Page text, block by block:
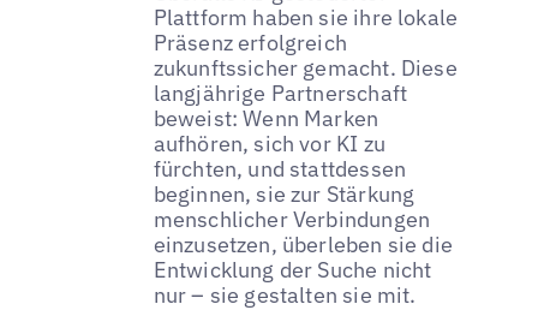
Plattform haben sie ihre lokale
Präsenz erfolgreich
zukunftssicher gemacht. Diese
langjährige Partnerschaft
beweist: Wenn Marken
aufhören, sich vor KI zu
fürchten, und stattdessen
beginnen, sie zur Stärkung
menschlicher Verbindungen
einzusetzen, überleben sie die
Entwicklung der Suche nicht
nur – sie gestalten sie mit.